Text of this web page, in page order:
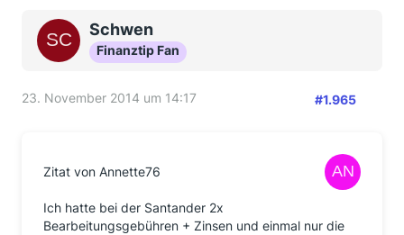
Vertragsnummern sind.
ebenfalls am 30.10 Einschreiben/ Rückschein
abgeschickt , rotes Kärtchen kam am 03.11 zurück
Reaktion der Commerz Finanz:
Gesetzwortlauts Rechtsfragen offen lässt: Wir bitten
sie um Verständnis, dass wir daher zunächst die
DIREKT im nächsten Absatz dann folgender O-Ton:
Schwen
Finanztip Fan
23. November 2014 um 14:17 #1.965
Zitat von Annette76
Ich hatte bei der Santander 2x
Bearbeitungsgebühren + Zinsen und einmal nur die